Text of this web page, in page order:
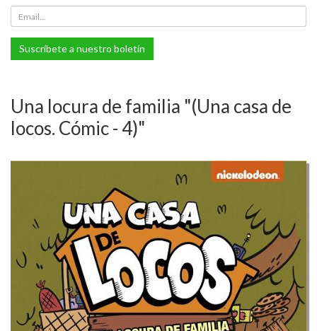
Suscríbete a nuestro boletín
Una locura de familia "(Una casa de
locos. Cómic - 4)"